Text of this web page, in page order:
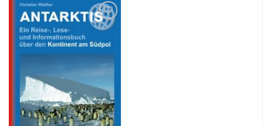
Zu
Wunschliste
hinzufügen